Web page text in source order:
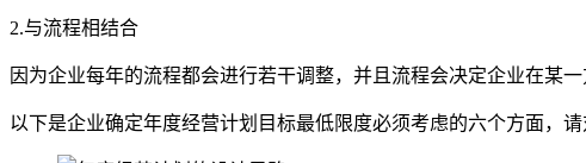
2.与流程相结合
因为企业每年的流程都会进行若干调整，并且流程会决定企业在某
以下是企业确定年度经营计划目标最低限度必须考虑的六个方面，